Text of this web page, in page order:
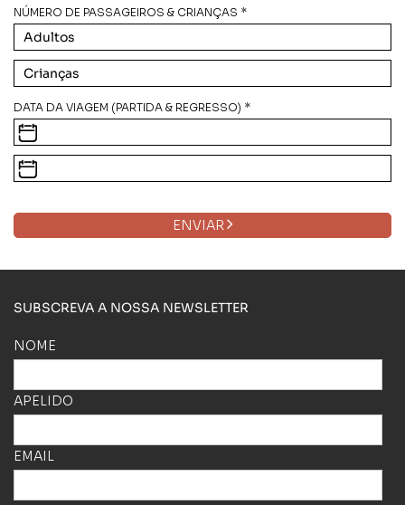
NÚMERO DE PASSAGEIROS & CRIANÇAS *
DATA DA VIAGEM (PARTIDA & REGRESSO) *
ENVIAR
SUBSCREVA A NOSSA NEWSLETTER
NOME
APELIDO
EMAIL